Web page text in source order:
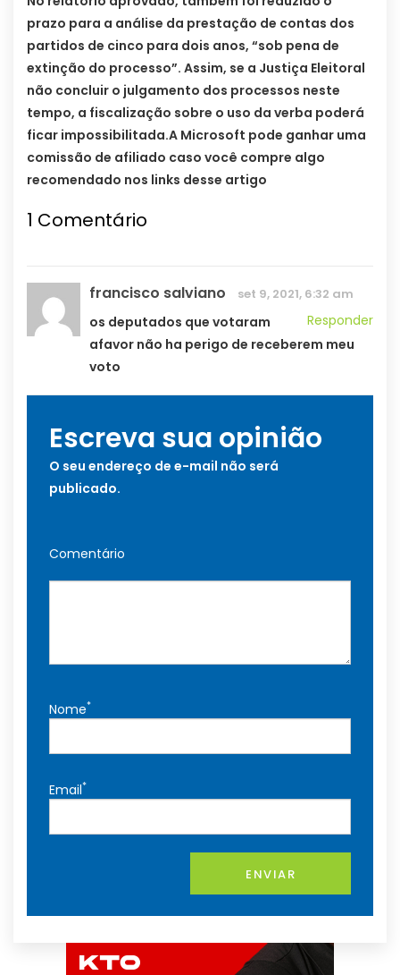
prazo para a análise da prestação de contas dos
partidos de cinco para dois anos, “sob pena de
extinção do processo”. Assim, se a Justiça Eleitoral
não concluir o julgamento dos processos neste
tempo, a fiscalização sobre o uso da verba poderá
ficar impossibilitada.A Microsoft pode ganhar uma
comissão de afiliado caso você compre algo
recomendado nos links desse artigo
1 Comentário
francisco salviano set 9, 2021, 6:32 am
Responder
os deputados que votaram
afavor não ha perigo de receberem meu
voto
Escreva sua opinião
O seu endereço de e-mail não será
publicado.
Comentário
Nome*
Email*
ENVIAR